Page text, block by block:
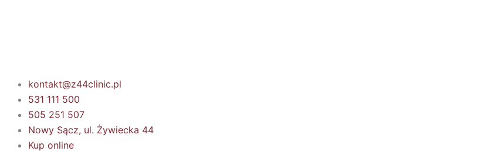
kontakt@z44clinic.pl
531 111 500
505 251 507
Nowy Sącz, ul. Żywiecka 44
Kup online